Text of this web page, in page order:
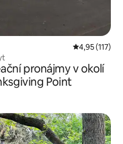
Průměrné
4,95 (117)
pronájmy v okolí
Point
u hostů